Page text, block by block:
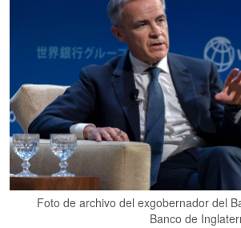
Foto de archivo del exgobernador del
Banco de